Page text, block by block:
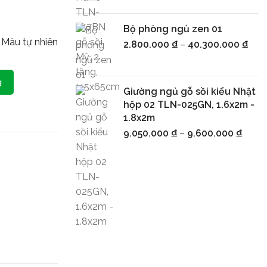
Màu tự nhiên
Bộ phòng ngủ zen 01
2.800.000 ₫ – 40.300.000 ₫
Giường ngủ gỗ sồi kiểu Nhật
hộp 02 TLN-025GN, 1.6x2m -
1.8x2m
9.050.000 ₫ – 9.600.000 ₫